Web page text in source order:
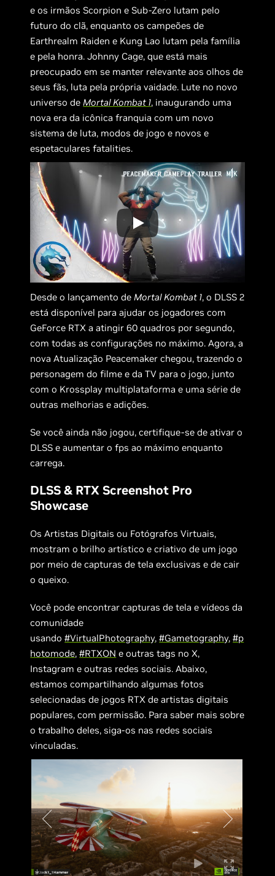
e os irmãos Scorpion e Sub-Zero lutam pelo
futuro do clã, enquanto os campeões de
Earthrealm Raiden e Kung Lao lutam pela família
e pela honra. Johnny Cage, que está mais
preocupado em se manter relevante aos olhos de
seus fãs, luta pela própria vaidade. Lute no novo
universo de Mortal Kombat 1, inaugurando uma
nova era da icônica franquia com um novo
sistema de luta, modos de jogo e novos e
espetaculares fatalities.
Desde o lançamento deMortal Kombat 1, o DLSS 2
está disponível para ajudar os jogadores com
GeForce RTX a atingir 60 quadros por segundo,
com todas as configurações no máximo. Agora, a
nova Atualização Peacemaker chegou, trazendo o
personagem do filme e da TV para o jogo, junto
com o Krossplay multiplataforma e uma série de
outras melhorias e adições.
Se você ainda não jogou, certifique-se de ativar o
DLSS e aumentar o fps ao máximo enquanto
carrega.
DLSS & RTX Screenshot Pro
Showcase
Os Artistas Digitais ou Fotógrafos Virtuais,
mostram o brilho artístico e criativo de um jogo
por meio de capturas de tela exclusivas e de cair
o queixo.
Você pode encontrar capturas de tela e vídeos da
comunidade
usando#VirtualPhotography,#Gametography,#p
hotomode,#RTXON e outras tags no X,
Instagram e outras redes sociais. Abaixo,
estamos compartilhando algumas fotos
selecionadas de jogos RTX de artistas digitais
populares, com permissão. Para saber mais sobre
o trabalho deles, siga-os nas redes sociais
vinculadas.